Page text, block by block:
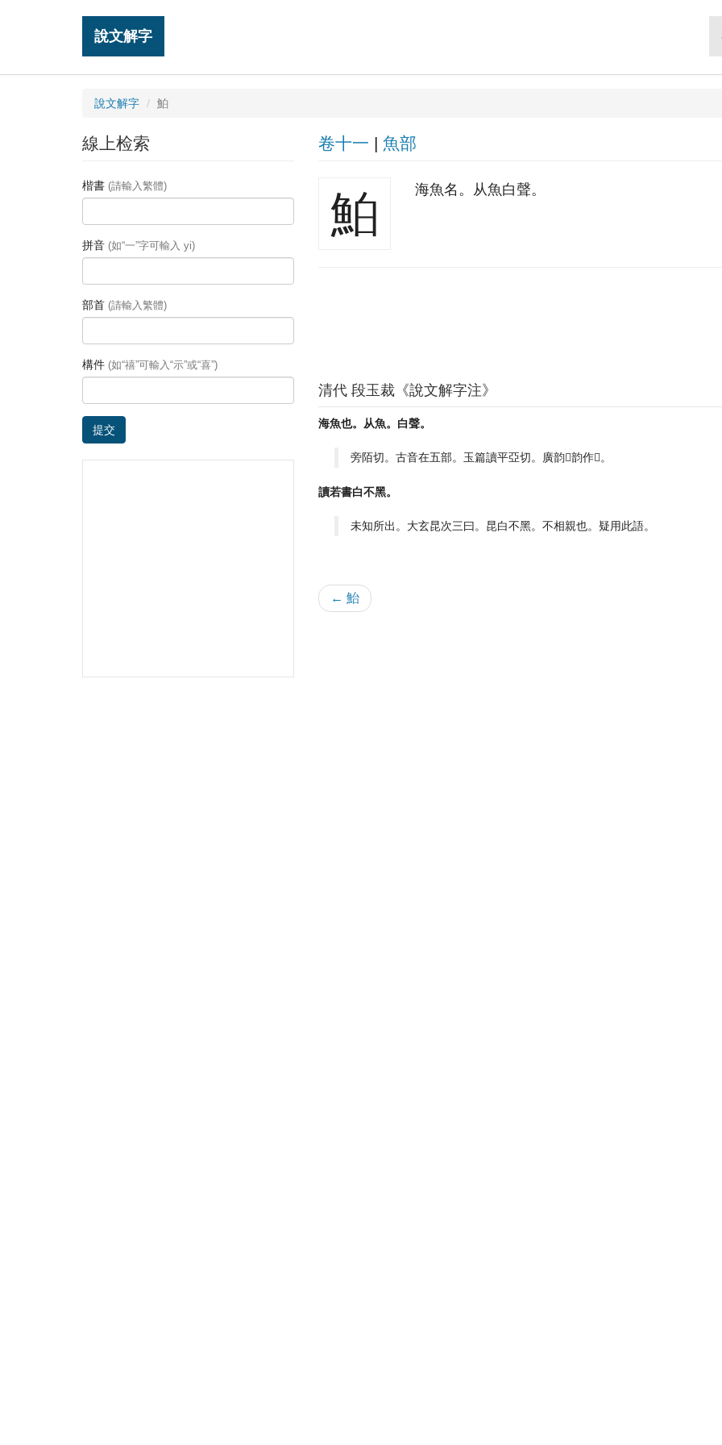
說文解字
說文解字 鮊
卷十一 | 魚部
鮊 海魚名。从魚白聲。
清代 段玉裁《說文解字注》
海魚也。从魚。白聲。
旁陌切。古音在五部。玉篇讀平亞切。廣韵𧜗韵作𩹏。
讀若書白不黑。
未知所出。大玄昆次三曰。昆白不黑。不相親也。疑用此語。
← 鮐
線上检索
楷書 (請輸入繁體)
拼音 (如“一”字可輸入 yi)
部首 (請輸入繁體)
構件 (如“禧”可輸入“示”或“喜”)
提交